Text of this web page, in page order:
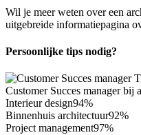
Wil je meer weten over een
uitgebreide informatiepagina
Persoonlijke tips nodig?
Customer Succes manager bij
Interieur design94%
Binnenhuis architectuur92%
Project management97%